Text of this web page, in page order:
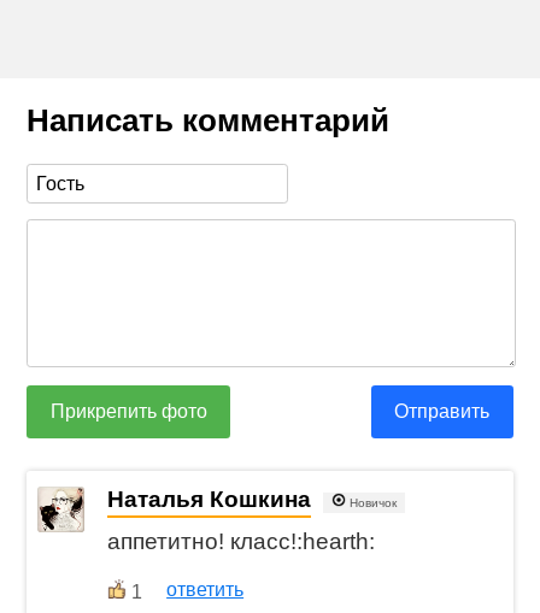
Написать комментарий
Прикрепить фото Отправить
Наталья Кошкина Новичок
аппетитно! класс!:hearth:
1 ответить